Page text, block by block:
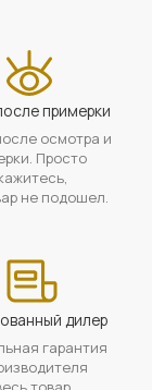
примерки
осмотра и
Просто
не подошел.
дилер
гарантия